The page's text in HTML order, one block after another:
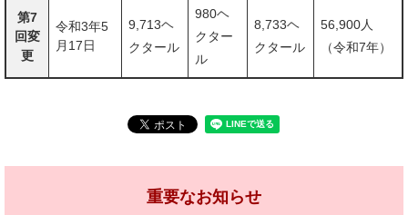
第7
回変
更
令和3年5
月17日
9,713ヘ
クタール
980ヘ
クター
ル
8,733ヘ
クタール
56,900人
（令和7年）
重要なお知らせ